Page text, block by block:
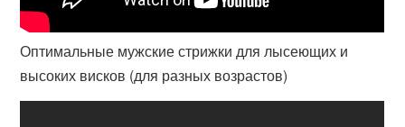
Оптимальные мужские стрижки для лысеющих и
высоких висков (для разных возрастов)